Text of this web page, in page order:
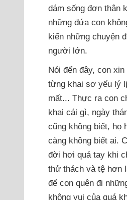
dám sống đơn thân
những đứa con
kiến những chuyện
người lớn.
Nói đến đây, con
từng khai sơ yếu lý
mất... Thực ra con
khai cái gì, ngày
cũng không biết, họ
càng không biết ai.
đời hơi quá tay khi
thử thách và tệ hơn
để con quên đi
không vui của quá